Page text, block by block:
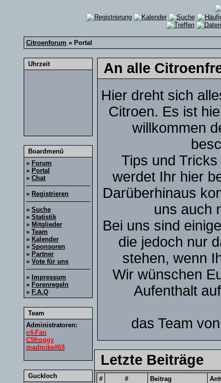
Citroenforum » Portal
Uhrzeit
Boardmenü
» Forum
» Portal
» Chat
» Registrieren
» Suche
» Statistik
» Mitglieder
» Team
» Kalender
» Sponsoren
» Partner
» Vote für uns
» Impressum
» Forenregeln
» F.A.Q
Team
Administratoren:
c4-Fan
C5froggy
madmike#69
Guckloch
An alle
Hier dreht sich
Citroen. Es ist
willkommen
Tips und
werdet Ihr hier
Darüberhinaus
uns auch
Bei uns sind
die jedoch nur
stehen, wenn
Wir wünschen
Aufenthalt
das Team
Letzte Beiträge
# # Beitrag